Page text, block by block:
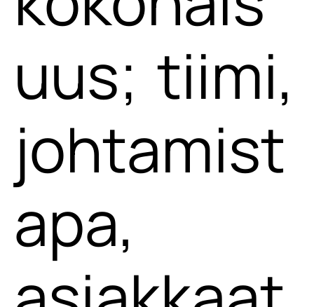
uus; tiimi,
johtamist
apa,